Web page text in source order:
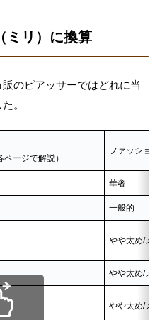
ミリ）に換算
のピアッサーではどれに当
。
ページで解説）
ファッショ
華奢
一般的
やや太め/メ
やや太め/メ
やや太め/メ